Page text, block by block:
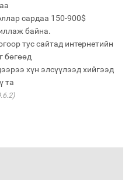
сардаа 150-900$
байна.
тус сайтад интернетийн
бөгөөд
хүн элсүүлээд хийгээд
та